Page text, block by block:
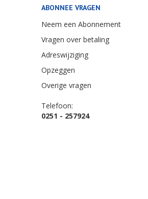
ABONNEE VRAGEN
Neem een Abonnement
Vragen over betaling
Adreswijziging
Opzeggen
Overige vragen
Telefoon:
0251 - 257924